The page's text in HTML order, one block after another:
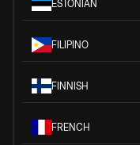
ESTONIAN
FILIPINO
FINNISH
FRENCH